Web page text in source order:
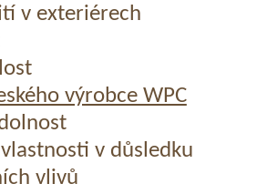
v exteriérech
výrobce WPC
v důsledku
vlivů